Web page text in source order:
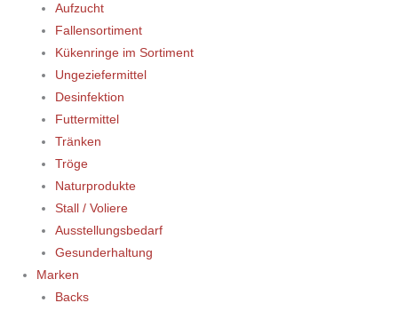
Aufzucht
Fallensortiment
Kükenringe im Sortiment
Ungeziefermittel
Desinfektion
Futtermittel
Tränken
Tröge
Naturprodukte
Stall / Voliere
Ausstellungsbedarf
Gesunderhaltung
Marken
Backs